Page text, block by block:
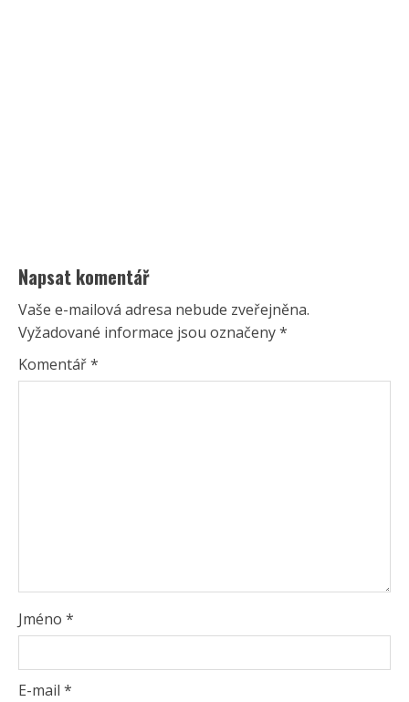
Napsat komentář
Vaše e-mailová adresa nebude zveřejněna.
Vyžadované informace jsou označeny*
Komentář*
Jméno *
E-mail *